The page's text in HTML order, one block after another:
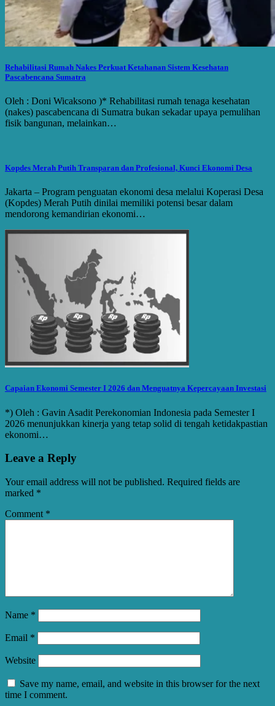
Rehabilitasi Rumah Nakes Perkuat Ketahanan Sistem Kesehatan
Pascabencana Sumatra
Oleh : Doni Wicaksono )* Rehabilitasi rumah tenaga kesehatan
(nakes) pascabencana di Sumatra bukan sekadar upaya pemulihan
fisik bangunan, melainkan…
Kopdes Merah Putih Transparan dan Profesional, Kunci Ekonomi Desa
Jakarta – Program penguatan ekonomi desa melalui Koperasi Desa
(Kopdes) Merah Putih dinilai memiliki potensi besar dalam
mendorong kemandirian ekonomi…
Capaian Ekonomi Semester I 2026 dan Menguatnya Kepercayaan Investasi
*) Oleh : Gavin Asadit Perekonomian Indonesia pada Semester I
2026 menunjukkan kinerja yang tetap solid di tengah ketidakpastian
ekonomi…
Leave a Reply
Your email address will not be published. Required fields are
marked *
Comment *
Name *
Email *
Website
Save my name, email, and website in this browser for the next
time I comment.